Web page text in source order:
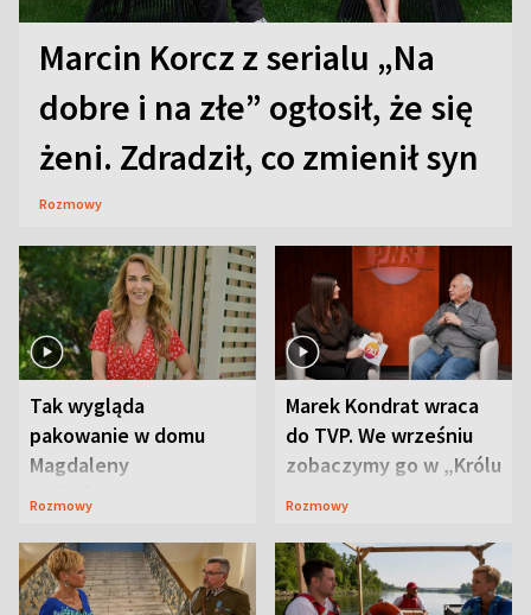
Marcin Korcz z serialu „Na
dobre i na złe” ogłosił, że się
żeni. Zdradził, co zmienił syn
Rozmowy
Tak wygląda
pakowanie w domu
Magdaleny
Waligórskiej-Lisieckiej.
Rozmowy
Marek Kondrat wraca
do TVP. We wrześniu
zobaczymy go w „Królu
Maciusiu I”
Rozmowy